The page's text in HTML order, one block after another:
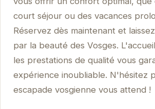
court séjour ou des vacances
Réservez dès maintenant et
par la beauté des Vosges.
les prestations de qualité vous
expérience inoubliable. N'hésitez
escapade vosgienne vous attend !